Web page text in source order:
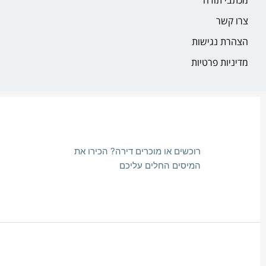
צרו קשר
הצהרת נגישות
מדיניות פרטיות
רוכשים או מוכרים דירה? הכירו את
המיסים החלים עליכם